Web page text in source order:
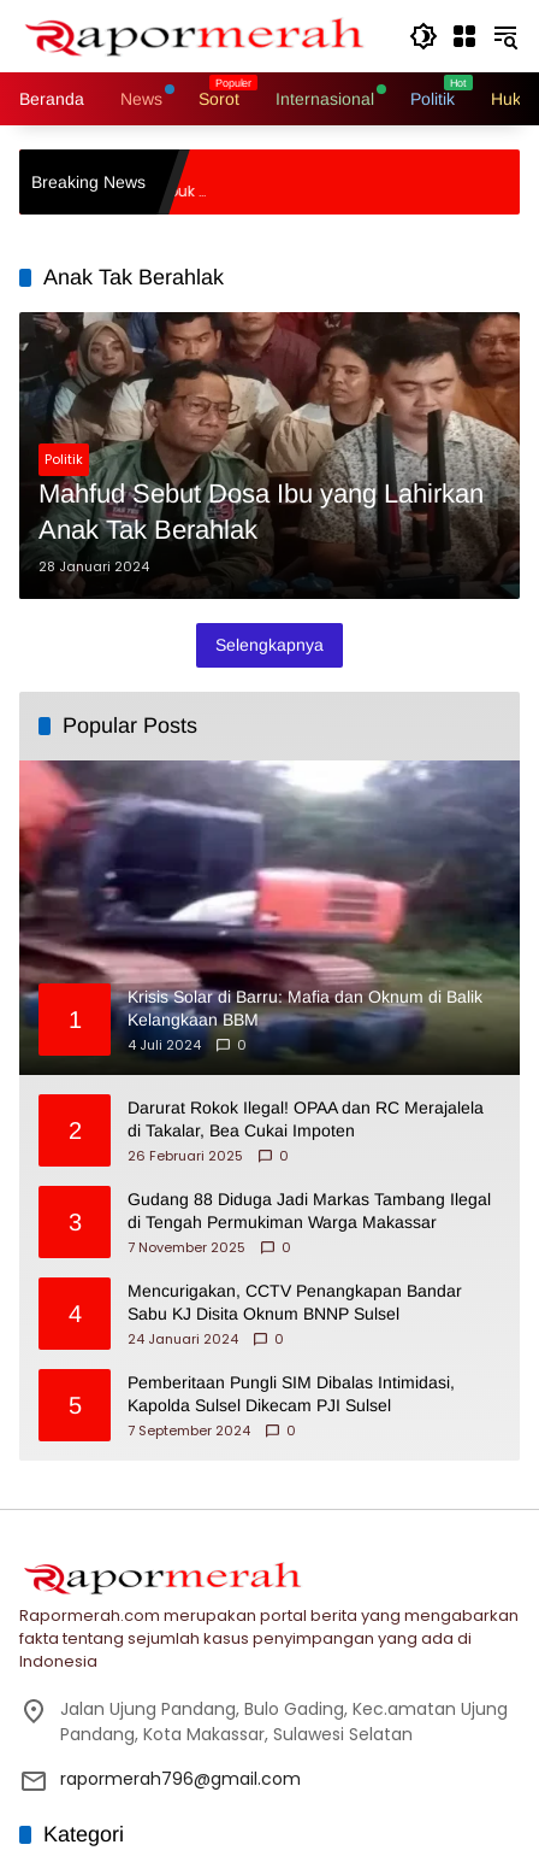
Beranda News Sorot Internasional Politik
Breaking News
Jadi
Dipilah Menumpuk 5
Anak Tak Berahlak
Politik
Mahfud Sebut Dosa Ibu yang Lahirkan
Anak Tak Berahlak
28 Januari 2024
Selengkapnya
Popular Posts
1
Krisis Solar di Barru: Mafia dan Oknum di Balik
Kelangkaan BBM
4 Juli 2024
0
2
Darurat Rokok Ilegal! OPAA dan RC Merajalela
di Takalar, Bea Cukai Impoten
26 Februari 2025
0
3
Gudang 88 Diduga Jadi Markas Tambang Ilegal
di Tengah Permukiman Warga Makassar
7 November 2025
0
4
Mencurigakan, CCTV Penangkapan Bandar
Sabu KJ Disita Oknum BNNP Sulsel
24 Januari 2024
0
5
Pemberitaan Pungli SIM Dibalas Intimidasi,
Kapolda Sulsel Dikecam PJI Sulsel
7 September 2024
0
Rapormerah.com merupakan portal berita yang mengabarkan
fakta tentang sejumlah kasus penyimpangan yang ada di
Indonesia
Jalan Ujung Pandang, Bulo Gading, Kec.amatan Ujung
Pandang, Kota Makassar, Sulawesi Selatan
rapormerah796@gmail.com
Kategori